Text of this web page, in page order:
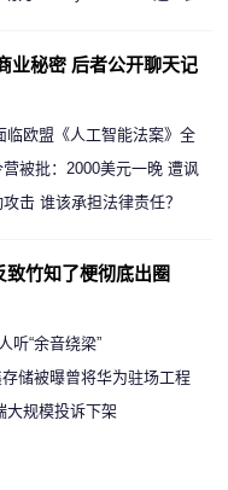
业秘密 后者公开聊天记
临欧盟《人工智能法案》全
被批：2000美元一晚 遭讽
击 谁该承担法律责任？
竹知了梗彻底出圈
听“余音绕梁”
储被曝曾将华为驻场工程
大规模投诉下架